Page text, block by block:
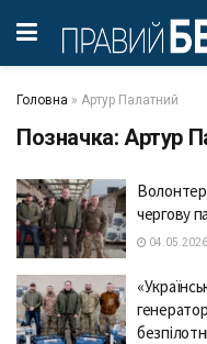
Головна » Артур Палатний
Позначка: Артур
чергову
04.05.2026